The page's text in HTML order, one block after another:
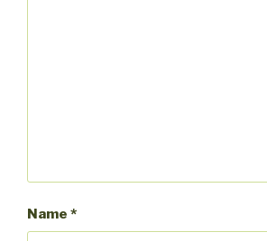
Name *